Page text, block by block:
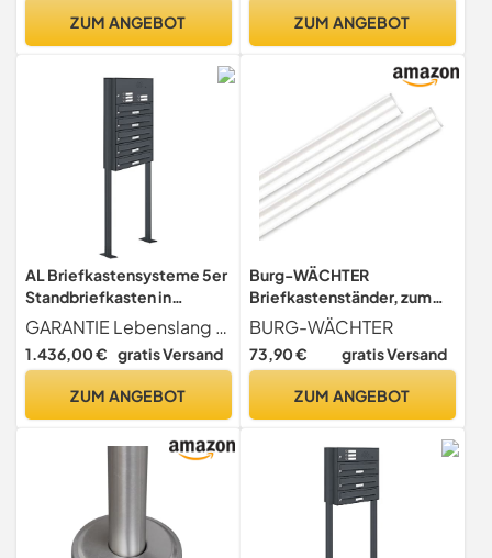
und langlebig | Anna 1
ZUM ANGEBOT
inklusive zum Einbetonieren
ZUM ANGEBOT
AL Briefkastensysteme 5er
Standbriefkasten in
Anthrazitgrau RAL 7016 mit
Klingel als 5 Fach
Briefkastenanlage in
modern
GARANTIE Lebenslang gegen Durchrostung Liefergarantie für Ersatzteile und Zubehör + entspricht Europäischer Postnorm DIN 13724
1.436,00 € gratis Versand
ZUM ANGEBOT
Burg-WÄCHTER
Briefkastenständer, zum
Einbetonieren, Standfuß
aus verzinktem Stahl, für
freistehende Briefkästen,
Weiß
BURG-WÄCHTER
73,90 € gratis Versand
ZUM ANGEBOT